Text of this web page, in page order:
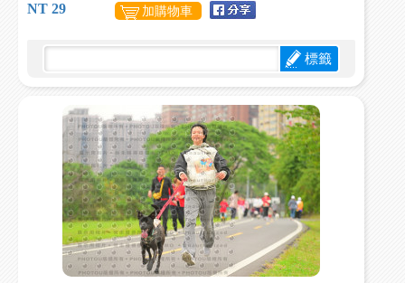
NT 29 加購物車
標籤